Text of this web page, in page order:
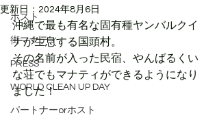
ホスト
街マナティ
PRESS
WORLD CLEAN UP DAY
パートナーorホスト
更新日： 2024年8月6日
沖縄で最も有名な固有種ヤンバルクイ
ナが生息する国頭村。
その名前が入った民宿、やんばるくい
な荘でもマナティができるようになり
ました！